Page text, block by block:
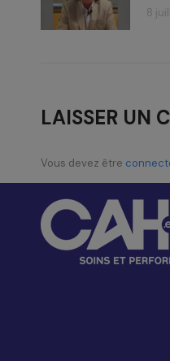
8
LAISSER UN
Vous devez être